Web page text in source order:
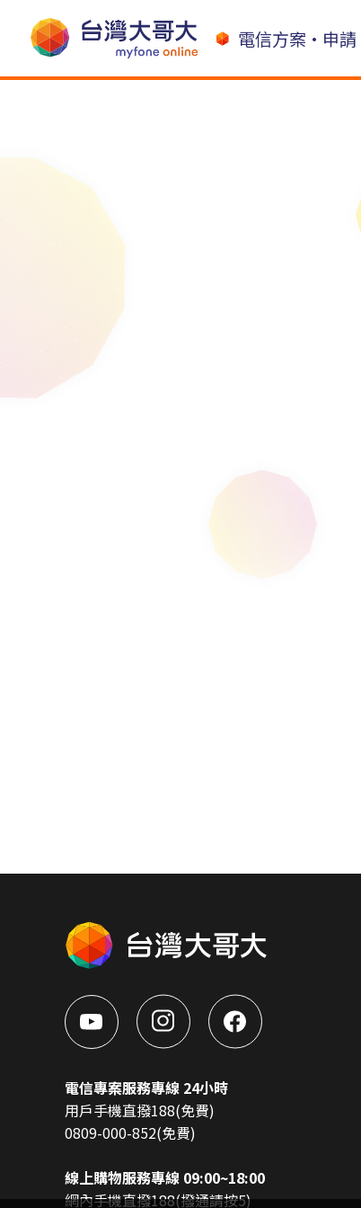
電信方案•申請
電信專案服務專線 24小時
用戶手機直撥188(免費)
0809-000-852(免費)
線上購物服務專線 09:00~18:00
網內手機直撥188(撥通請按5)